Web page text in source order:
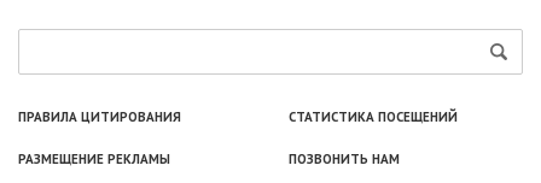
ПРАВИЛА ЦИТИРОВАНИЯ СТАТИСТИКА ПОСЕЩЕНИЙ
РАЗМЕЩЕНИЕ РЕКЛАМЫ ПОЗВОНИТЬ НАМ